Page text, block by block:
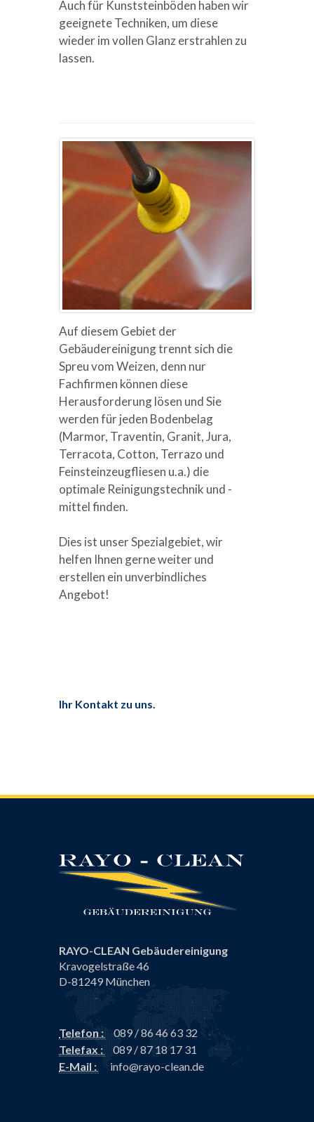
Auch für Kunststeinböden haben wir
geeignete Techniken, um diese
wieder im vollen Glanz erstrahlen zu
lassen.
Auf diesem Gebiet der
Gebäudereinigung trennt sich die
Spreu vom Weizen, denn nur
Fachfirmen können diese
Herausforderung lösen und Sie
werden für jeden Bodenbelag
(Marmor, Traventin, Granit, Jura,
Terracota, Cotton, Terrazo und
Feinsteinzeugfliesen u.a.) die
optimale Reinigungstechnik und -
mittel finden.
Dies ist unser Spezialgebiet, wir
helfen Ihnen gerne weiter und
erstellen ein unverbindliches
Angebot!
Ihr Kontakt zu uns.
RAYO-CLEAN Gebäudereinigung
Kravogelstraße 46
D-81249 München
Telefon : 089 / 86 46 63 32
Telefax :
089 / 87 18 17 31
E-Mail :
info@rayo-clean.de